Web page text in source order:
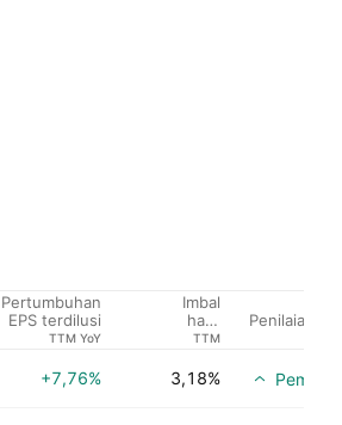
Pertumbuhan
EPS terdilusi
TTM YoY
Imbal
hasil
dividen %
TTM
Penilaian
+7,76% 3,18%